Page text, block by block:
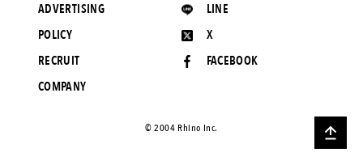
LINE
X
FACEBOOK
ADVERTISING
POLICY
RECRUIT
COMPANY
©️ 2004 Rhino Inc.